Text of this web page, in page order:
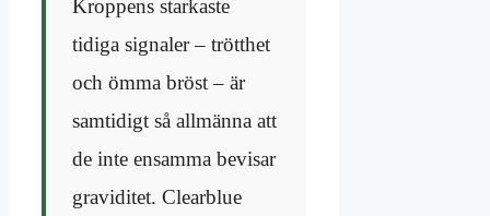
Kroppens starkaste
tidiga signaler – trötthet
och ömma bröst – är
samtidigt så allmänna att
de inte ensamma bevisar
graviditet. Clearblue